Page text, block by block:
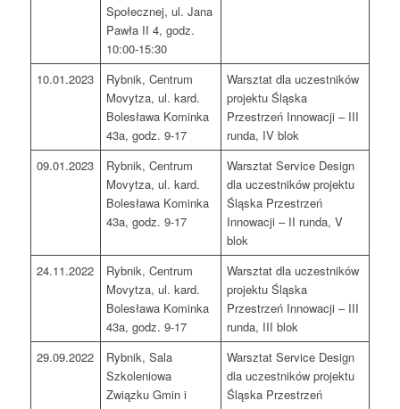
Społecznej, ul. Jana
Pawła II 4, godz.
10:00-15:30
10.01.2023
Rybnik, Centrum
Movytza, ul. kard.
Bolesława Kominka
43a, godz. 9-17
Warsztat dla uczestników
projektu Śląska
Przestrzeń Innowacji – III
runda, IV blok
09.01.2023
Rybnik, Centrum
Movytza, ul. kard.
Bolesława Kominka
43a, godz. 9-17
Warsztat Service Design
dla uczestników projektu
Śląska Przestrzeń
Innowacji – II runda, V
blok
24.11.2022
Rybnik, Centrum
Movytza, ul. kard.
Bolesława Kominka
43a, godz. 9-17
Warsztat dla uczestników
projektu Śląska
Przestrzeń Innowacji – III
runda, III blok
29.09.2022
Rybnik, Sala
Szkoleniowa
Związku Gmin i
Warsztat Service Design
dla uczestników projektu
Śląska Przestrzeń